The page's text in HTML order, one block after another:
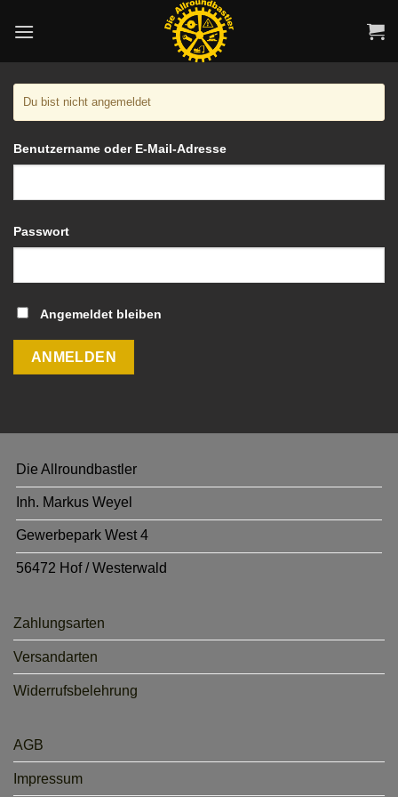
Inhalt
Du bist nicht angemeldet
Benutzername oder E-Mail-Adresse
Passwort
Angemeldet bleiben
Die Allroundbastler
Inh. Markus Weyel
Gewerbepark West 4
56472 Hof / Westerwald
Zahlungsarten
Versandarten
Widerrufsbelehrung
AGB
Impressum